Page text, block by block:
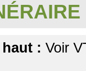
: Voir